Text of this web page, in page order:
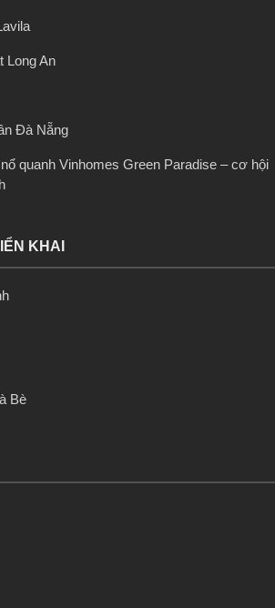
Long An
Đà Nẵng
quanh Vinhomes Green Paradise – cơ hội
KHAI
Bè